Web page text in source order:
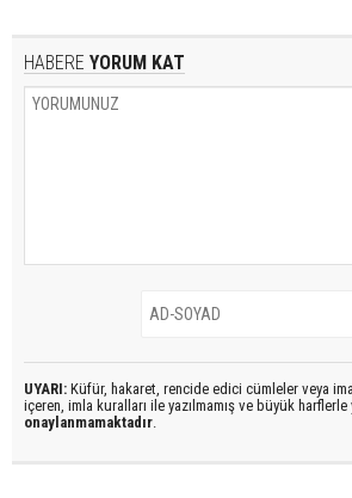
HABERE YORUM KAT
UYARI: Küfür, hakaret, rencide edici cümleler veya
içeren, imla kuralları ile yazılmamış ve büyük harflerle
onaylanmamaktadır.